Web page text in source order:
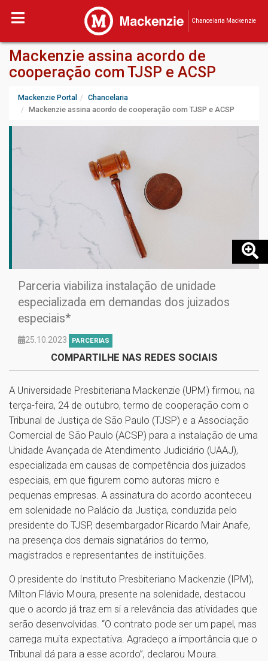
Chancelaria Mackenzie
Mackenzie assina acordo de
cooperação com TJSP e ACSP
Mackenzie Portal
Chancelaria
Mackenzie assina acordo de cooperação com TJSP e ACSP
Parceria viabiliza instalação de unidade
especializada em demandas dos juizados
especiais*
25.10.2023 PARCERIAS
COMPARTILHE NAS REDES SOCIAIS
A Universidade Presbiteriana Mackenzie (UPM) firmou, na
terça-feira, 24 de outubro, termo de cooperação com o
Tribunal de Justiça de São Paulo (TJSP) e a Associação
Comercial de São Paulo (ACSP) para a instalação de uma
Unidade Avançada de Atendimento Judiciário (UAAJ),
especializada em causas de competência dos juizados
especiais, em que figurem como autoras micro e
pequenas empresas. A assinatura do acordo aconteceu
em solenidade no Palácio da Justiça, conduzida pelo
presidente do TJSP, desembargador Ricardo Mair Anafe,
na presença dos demais signatários do termo,
magistrados e representantes de instituições.
O presidente do Instituto Presbiteriano Mackenzie (IPM),
Milton Flávio Moura, presente na solenidade, destacou
que o acordo já traz em si a relevância das atividades que
serão desenvolvidas. “O contrato pode ser um papel, mas
carrega muita expectativa. Agradeço a importância que o
Tribunal dá para a esse acordo”, declarou Moura.